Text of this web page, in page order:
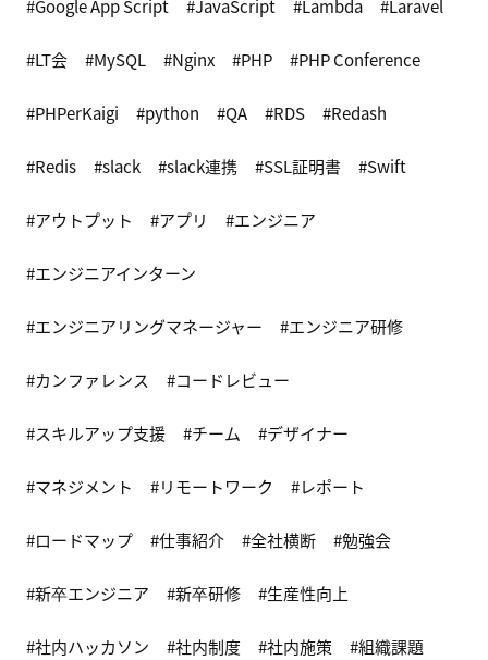
Google App Script JavaScript Lambda Laravel
LT会 MySQL Nginx PHP PHP Conference
PHPerKaigi python QA RDS Redash
Redis slack slack連携 SSL証明書 Swift
アウトプット アプリ エンジニア
エンジニアインターン
エンジニアリングマネージャー エンジニア研修
カンファレンス コードレビュー
スキルアップ支援 チーム デザイナー
マネジメント リモートワーク レポート
ロードマップ 仕事紹介 全社横断 勉強会
新卒エンジニア 新卒研修 生産性向上
社内ハッカソン 社内制度 社内施策 組織課題